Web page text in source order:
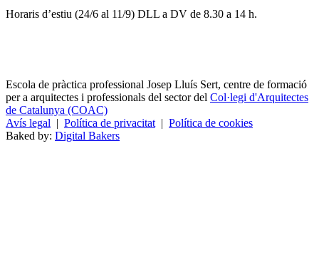
Horaris d’estiu (24/6 al 11/9) DLL a DV de 8.30 a 14 h.
Escola de pràctica professional Josep Lluís Sert, centre de formació
per a arquitectes i professionals del sector del Col·legi d'Arquitectes
de Catalunya (COAC)
Avís legal | Política de privacitat | Política de cookies
Baked by: Digital Bakers